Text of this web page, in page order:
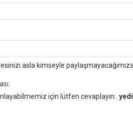
asla kimseyle paylaşmayacağımıza
için lütfen cevaplayın:.